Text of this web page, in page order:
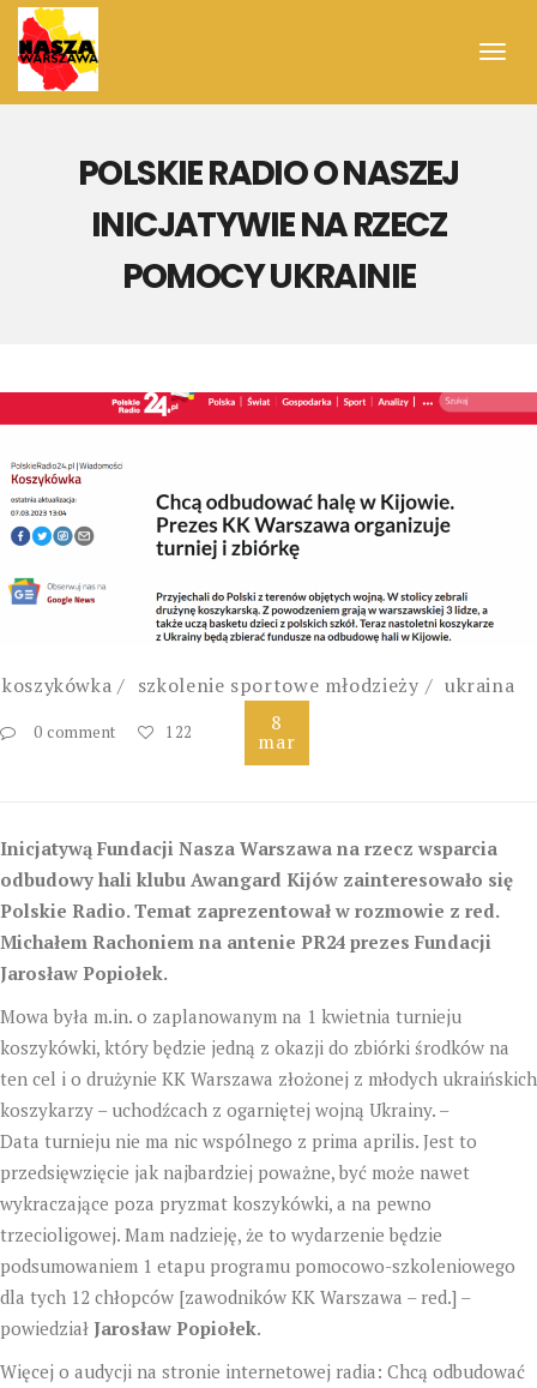
POLSKIE RADIO O NASZEJ
INICJATYWIE NA RZECZ
POMOCY UKRAINIE
koszykówka szkolenie sportowe młodzieży ukraina
0 comment 122 8
mar
Inicjatywą Fundacji Nasza Warszawa na rzecz wsparcia
odbudowy hali klubu Awangard Kijów zainteresowało się
Polskie Radio. Temat zaprezentował w rozmowie z red.
Michałem Rachoniem na antenie PR24 prezes Fundacji
Jarosław Popiołek.
Mowa była m.in. o zaplanowanym na 1 kwietnia turnieju
koszykówki, który będzie jedną z okazji do zbiórki środków na
ten cel i o drużynie KK Warszawa złożonej z młodych ukraińskich
koszykarzy – uchodźcach z ogarniętej wojną Ukrainy. –
Data turnieju nie ma nic wspólnego z prima aprilis. Jest to
przedsięwzięcie jak najbardziej poważne, być może nawet
wykraczające poza pryzmat koszykówki, a na pewno
trzecioligowej. Mam nadzieję, że to wydarzenie będzie
podsumowaniem 1 etapu programu pomocowo-szkoleniowego
dla tych 12 chłopców [zawodników KK Warszawa – red.] –
powiedział Jarosław Popiołek.
Więcej o audycji na stronie internetowej radia: Chcą odbudować